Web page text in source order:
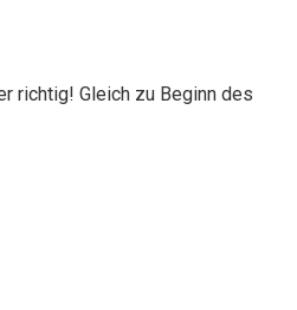
richtig! Gleich zu Beginn des